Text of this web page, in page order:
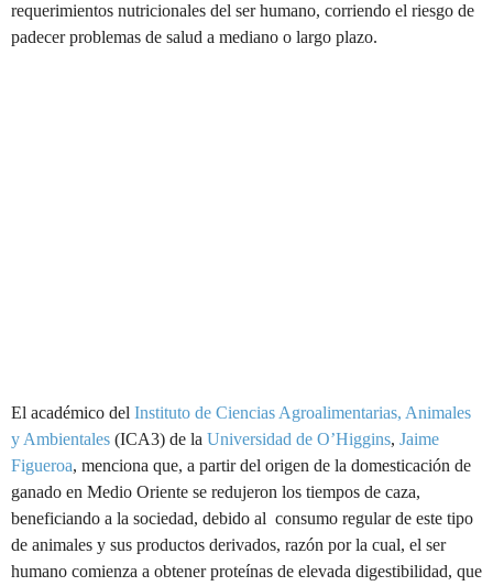
requerimientos nutricionales del ser humano, corriendo el riesgo de
padecer problemas de salud a mediano o largo plazo.
El académico del Instituto de Ciencias Agroalimentarias, Animales
y Ambientales (ICA3) de la Universidad de O’Higgins, Jaime
Figueroa, menciona que, a partir del origen de la domesticación de
ganado en Medio Oriente se redujeron los tiempos de caza,
beneficiando a la sociedad, debido al consumo regular de este tipo
de animales y sus productos derivados, razón por la cual, el ser
humano comienza a obtener proteínas de elevada digestibilidad, que